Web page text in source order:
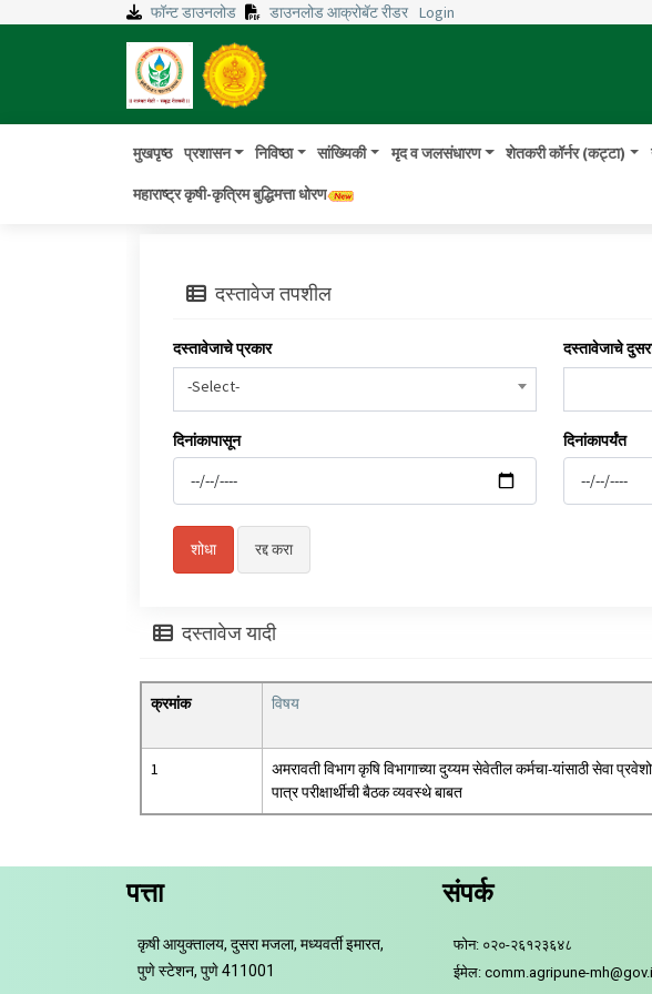
फॉन्ट डाउनलोड डाउनलोड आक्रोबॅट रीडर Login
मुखपृष्ठ प्रशासन निविष्ठा सांख्यिकी मृद व जलसंधारण शेतकरी कॉर्नर (कट्टा)
महाराष्ट्र कृषी-कृत्रिम बुद्धिमत्ता धोरण
दस्तावेज तपशील
दस्तावेजाचे प्रकार
-Select-
दस्तावेजाचे
दिनांकापासून दिनांकापर्यंत
दस्तावेज यादी
क्रमांक विषय
1
अमरावती विभाग कृषि विभागाच्या दुय्यम सेवेतील कर्मचा-यांसाठी सेवा
पात्र परीक्षार्थीची बैठक व्यवस्थे बाबत
पत्ता
कृषी आयुक्तालय, दुसरा मजला, मध्यवर्ती इमारत,
पुणे स्टेशन, पुणे 411001
संपर्क
फोन: ०२०-२६१२३६४८
ईमेल: comm.agripune-